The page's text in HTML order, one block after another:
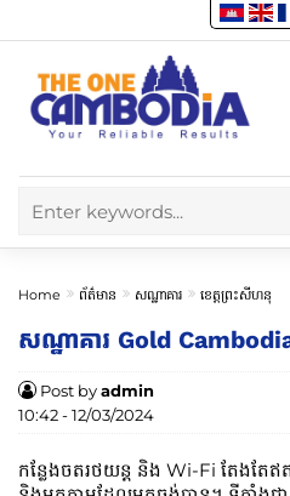
Home ព័ត៌មាន សណ្ឋាគារ ខេត្តព្រះសីហនុ
សណ្ឋាគារ​ Gold
Post byadmin
10:42 - 12/03/2024
កន្លែងចតរថយន្ត និង Wi-Fi តែងតែឥត